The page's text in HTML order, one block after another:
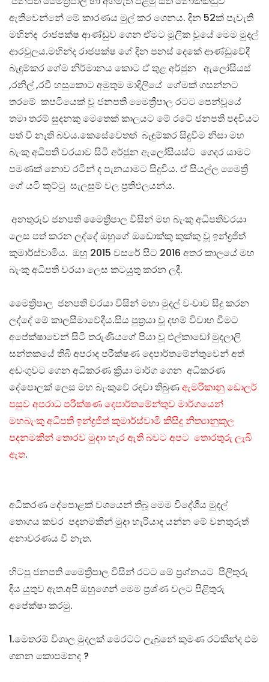
ඇතිවෙන්නේ මේ කාරණය මුල් කර ගෙනය. දින 52ක් පැවැති
මහින්ද රාජපක්ෂ ආණ්ඩුව ගෙන ඒමට මූලික වූයේ මෙම මුදල්
ආරවුලය.මහින්ද රාජපක්ෂ ගේ දින පනස් දෙකේ ආණ්ඩුවේදී
බැඳුම්කර ගේම නිර්මානය කොට ඒ තුළ අර්ජුන ඇලෝසියස්
,රනිල් ,රවී හසුකොට අමුතුම මාදිලියේ ගේමක් ගසන්නට
⁣තරමේ කපටියෙක් වූ ජනපති මෛත්‍රීපාල රටට පෙන්වූයේ
තමා තරම් සුදනකු මෙතෙක් කාලයට මේ රටේ ජනපති පදවියට
පත් වී නැති බවය.කෙසේවෙතත් බැඳුම්කර සිදුවීම නිසා මහ
බැංකු අධිපති වරයාව සිටි අර්ජුන ඇලෝසියස්ට ගෙදර යාමට
පමණක් නොව රටින් ද පැනයාමට සිදුවිය. ඒ සියල්ල මෛත්‍රි
ගේ යටි කූට්ටු සැලසුම් වල ප්‍රතිඵලයන්ය.
අනතුරුව ජනපති මෛත්‍රිපාල විසින් මහ බැංකු අධිපතිවරයා
ලෙස පත් කරන ලද්දේ ඔහුගේ ඔඩොක්කු කුක්කු වූ ඉන්ද්‍රජිත්
කුමාර්ස්වාමිය. ඔහු 2015 වසරේ සිට 2016 අතර කාලයේ මහ
බැංකු අධිපති වරයා ලෙස කටයුතු කරන ලදී.
මෛත්‍රිපාල ජනපති වරයා විසින් මහා මුදල් ⁣වංචාව සිදු කරන
ලද්දේ මේ කාලසීමාවේදීය.සිය පුත්‍රයා වූ දහම් විවාහ වීමට
අපේක්ෂාවෙන් සිටි තරුණියගේ පියා වූ එල්කාඩෝ මුදලාලි
සන්තකයේ තිබී අපරාද පරීක්ෂණ දෙපාර්තමේන්තුවෙන් අත්
අඩංගුවට ගෙන අධිකරණ ක්‍රියා මාර්ග ගෙන අධිකරණ
දේපොලක් ලෙස මහ බැංකුවේ රඳවා තිබුණඇමරිකානු ඩොලර්
පසුව අපරාධ පරික්ෂණ දෙපාර්තමේන්තුව මාර්ගයෙන්
මහබැංකු අධිපති ඉන්ද්‍රජිත් කුමාර්ස්වාමි කිසිදු නිත්‍යානුකූල
පදනමකින් තොරව මුදාා හැර ඇති බවට අපට තොරතුරු ලැබී
ඇත.
අධිකරණ දේපොළක් වශයෙන් තිබූ මෙම විදේශීය මුදල්
තොගය කවර පදනමකින් මුදා හැරියාද යන්න මේ වනතුරුත්
අනාවරණය වී නැත.
හිටපු ජනපති මෛත්‍රිපාල විසින් රටට මේ ප්‍රශ්නයට පිලිතුරු
දිය යුතුව ඇත.අපි ඔහුගෙන් මෙම ප්‍රශ්ණ වලට පිළිතුරු ⁣
අපේක්ෂා කරමු.
1.මෙතරම් විශාල මුදලක් මෙරටට ලැබුනේ කුමණ රටකින්දඑම
ගනන කොපමනද ?